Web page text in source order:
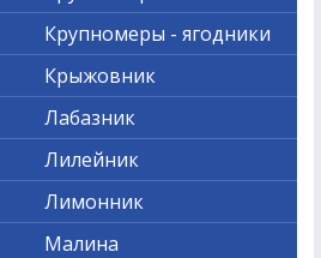
Крупномеры - ягодники
Крыжовник
Лабазник
Лилейник
Лимонник
Малина